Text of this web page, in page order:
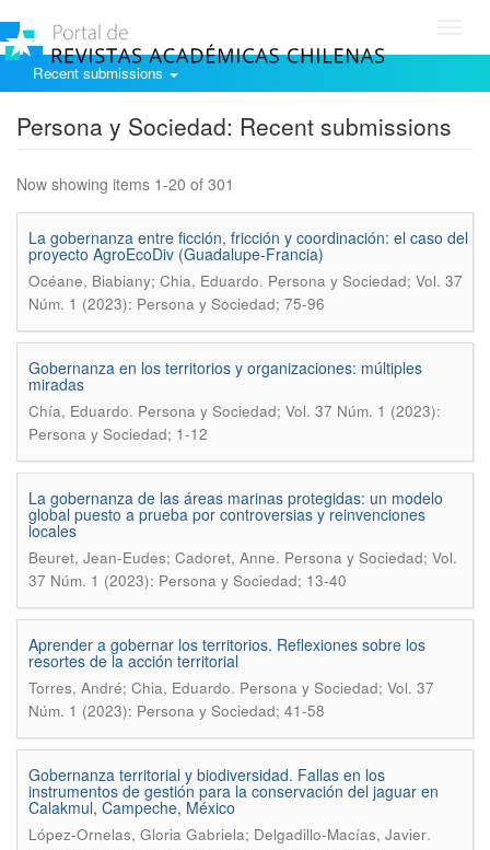
Recent submissions
Persona y Sociedad: Recent submissions
Now showing items 1-20 of 301
La gobernanza entre ficción, fricción y coordinación: el caso del
proyecto AgroEcoDiv (Guadalupe-Francia)
Océane, Biabiany; Chia, Eduardo. Persona y Sociedad; Vol. 37
Núm. 1 (2023): Persona y Sociedad; 75-96
Gobernanza en los territorios y organizaciones: múltiples
miradas
Chía, Eduardo. Persona y Sociedad; Vol. 37 Núm. 1 (2023):
Persona y Sociedad; 1-12
La gobernanza de las áreas marinas protegidas: un modelo
global puesto a prueba por controversias y reinvenciones
locales
Beuret, Jean-Eudes; Cadoret, Anne. Persona y Sociedad; Vol.
37 Núm. 1 (2023): Persona y Sociedad; 13-40
Aprender a gobernar los territorios. Reflexiones sobre los
resortes de la acción territorial
Torres, André; Chia, Eduardo. Persona y Sociedad; Vol. 37
Núm. 1 (2023): Persona y Sociedad; 41-58
Gobernanza territorial y biodiversidad. Fallas en los
instrumentos de gestión para la conservación del jaguar en
Calakmul, Campeche, México
López-Ornelas, Gloria Gabriela; Delgadillo-Macías, Javier.